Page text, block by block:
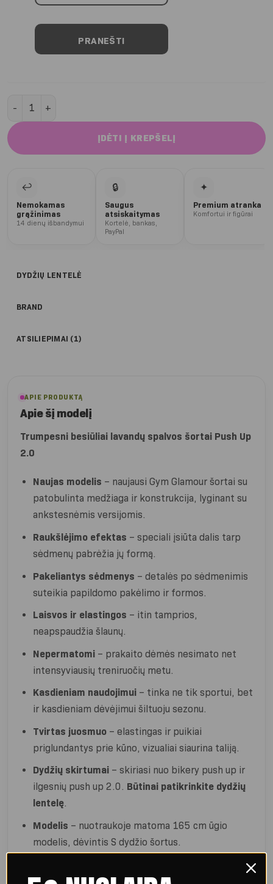
PRANEŠTI
ĮDĖTI Į KREPŠELĮ
↩
Nemokamas
grąžinimas
14 dienų išbandymui
🔒
Saugus
atsiskaitymas
Kortelė, bankas,
PayPal
✦
Premium atranka
Komfortui ir figūrai
DYDŽIŲ LENTELĖ
BRAND
ATSILIEPIMAI (1)
APIE PRODUKTĄ
Apie šį modelį
Trumpesni besiūliai lavandų spalvos šortai Push Up
2.0
Naujas modelis – naujausi Gym Glamour šortai su
patobulinta medžiaga ir konstrukcija, lyginant su
ankstesnėmis versijomis.
Raukšlėjimo efektas – speciali įsiūta dalis tarp
sėdmenų pabrėžia jų formą.
Pakeliantys sėdmenys – detalės po sėdmenimis
suteikia papildomo pakėlimo ir formos.
Laisvos ir elastingos – itin tamprios,
neapspaudžia šlaunų.
Nepermatomi– prakaito dėmės nesimato net
intensyviausių treniruočių metu.
Kasdieniam naudojimui– tinka ne tik sportui, bet
ir kasdieniam dėvėjimui šiltuoju sezonu.
Tvirtas juosmuo– elastingas ir puikiai
priglundantys prie kūno, vizualiai siaurina taliją.
Dydžių skirtumai– skiriasi nuo bikery push up ir
ilgesnių push up 2.0. Būtinai patikrinkite dydžių
lentelę.
Modelis – nuotraukoje matoma 165 cm ūgio
modelis, dėvintis S dydžio šortus.